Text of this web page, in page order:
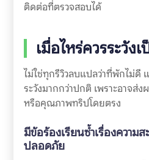
ติดต่อที่ตรวจสอบได้
เมื่อไหร่ควรระวัง
ไม่ใช่ทุกรีวิวลบแปลว่าที่พักไม่ดี
ระวังมากกว่าปกติ เพราะอาจส่
หรือคุณภาพทริปโดยตรง
มีข้อร้องเรียนซ้ำเรื่องความ
ปลอดภัย